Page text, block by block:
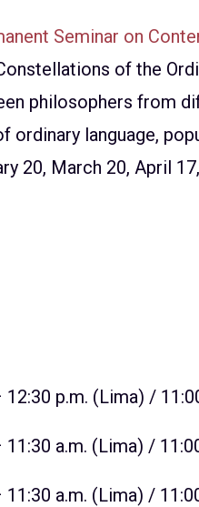
Seminar on
of the
philosophers from
ordinary language,
20, March 20, April
p.m. (Lima) /
a.m. (Lima) /
a.m. (Lima) /